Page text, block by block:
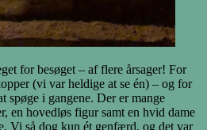
for besøget – af flere årsager! For
(vi var heldige at se én) – og for
spøge i gangene. Der er mange
en hovedløs figur samt en hvid dame
Vi så dog kun ét genfærd, og det var